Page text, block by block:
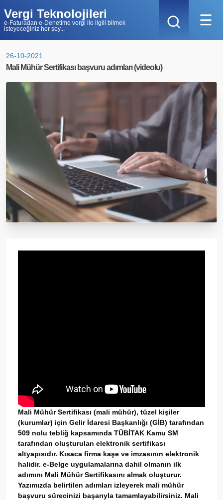
Vergi Teknolojileri
e-Faturadan e-Denetime vergi ile ilgili bilmek
isteyeceğiniz her şey...
☰
26-10-2021
Mali Mühür Sertifikası başvuru adımları (videolu)
Mali Mühür Sertifikası (mali mühür), tüzel kişiler
(kurumlar) için Gelir İdaresi Başkanlığı (GİB) tarafından
509 nolu tebliğ kapsamında TÜBİTAK Kamu SM
tarafından oluşturulan elektronik sertifikası
altyapısıdır. Kısaca firma kaşe ve imzasının elektronik
halidir. e-Belge uygulamalarına dahil olmanın ilk
adımını Mali Mühür Sertifikasını almak oluşturur.
Yazımızda belirtilen adımları izleyerek mali mühür
başvuru sürecinizi başarıyla tamamlayabilirsiniz. Mali